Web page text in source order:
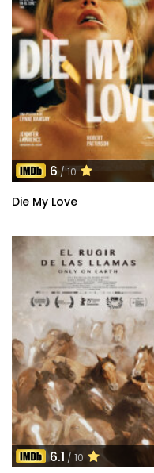
6 / 10
Die My Love
6.1 / 10